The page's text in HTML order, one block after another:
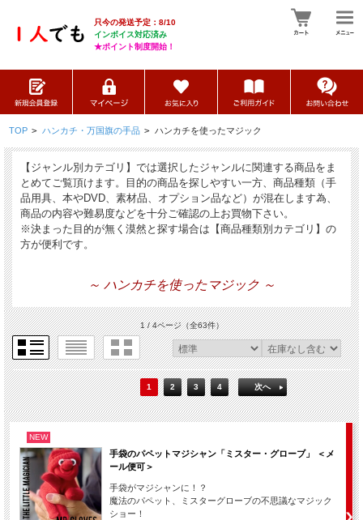
只今の発送予定：8/10
インボイス対応済み
★ポイント制度開始！
TOP > ハンカチ・万国旗の手品 > ハンカチを使ったマジック
【ジャンル別カテゴリ】では選択したジャンルに関連する商品をま
とめてご覧頂けます。目的の商品を探しやすい一方、商品種類（手
品用具、本やDVD、素材品、オプション品など）が混在します為、
商品の内容や難易度などを十分ご確認の上お買物下さい。
※決まった目的が無く漠然と探す場合は【商品種類別カテゴリ】の
方が便利です。
～ ハンカチを使ったマジック ～
1 / 4ページ（全63件）
1 2 3 4 次へ
NEW
手袋のパペットマジシャン「ミスター・グローブ」 ＜メ
ール便可＞
手袋がマジシャンに！？
魔法のパペット、ミスターグローブの不思議なマジック
ショー！